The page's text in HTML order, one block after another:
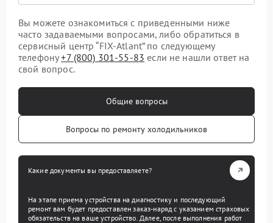
Вы можете ознакомиться с приведенными ниже
часто задаваемыми вопросами, либо обратиться в
сервисный центр “FIX-Atlant” по следующему
телефону+7 (800) 301-55-83 если не нашли ответ на
свой вопрос.
Общие вопросы
Вопросы по ремонту холодильников
Какие документы вы предоставляете?
На этапе приема устройства на диагностику и последующий
ремонт вам будет предоставлен заказ-наряд с указанием страховых
обязательств на ваше устройство. Далее, после выполнения работ